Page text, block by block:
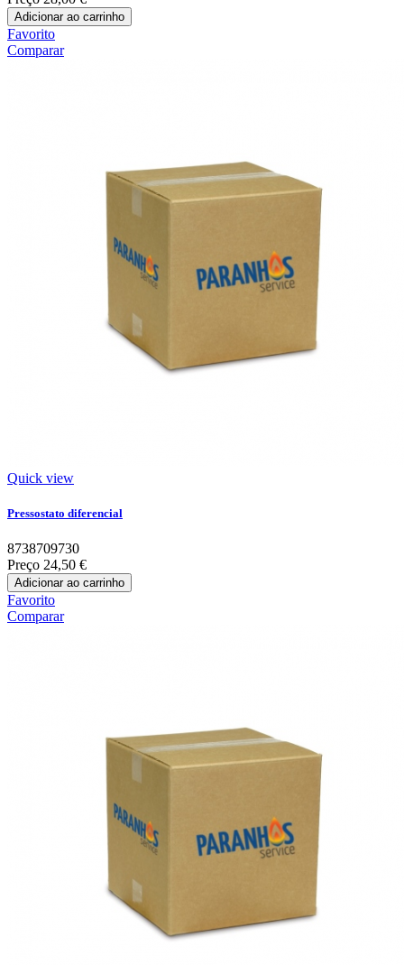
Adicionar ao carrinho
Favorito
Comparar
Quick view
Pressostato diferencial
8738709730
Preço 24,50 €
Adicionar ao carrinho
Favorito
Comparar